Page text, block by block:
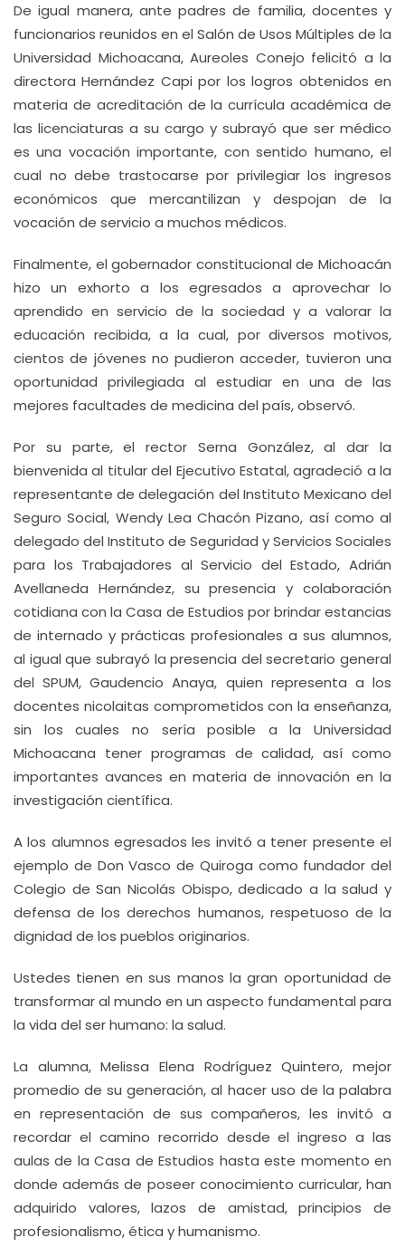
De igual manera, ante padres de familia, docentes y
funcionarios reunidos en el Salón de Usos Múltiples de la
Universidad Michoacana, Aureoles Conejo felicitó a la
directora Hernández Capi por los logros obtenidos en
materia de acreditación de la currícula académica de
las licenciaturas a su cargo y subrayó que ser médico
es una vocación importante, con sentido humano, el
cual no debe trastocarse por privilegiar los ingresos
económicos que mercantilizan y despojan de la
vocación de servicio a muchos médicos.
Finalmente, el gobernador constitucional de Michoacán
hizo un exhorto a los egresados a aprovechar lo
aprendido en servicio de la sociedad y a valorar la
educación recibida, a la cual, por diversos motivos,
cientos de jóvenes no pudieron acceder, tuvieron una
oportunidad privilegiada al estudiar en una de las
mejores facultades de medicina del país, observó.
Por su parte, el rector Serna González, al dar la
bienvenida al titular del Ejecutivo Estatal, agradeció a la
representante de delegación del Instituto Mexicano del
Seguro Social, Wendy Lea Chacón Pizano, así como al
delegado del Instituto de Seguridad y Servicios Sociales
para los Trabajadores al Servicio del Estado, Adrián
Avellaneda Hernández, su presencia y colaboración
cotidiana con la Casa de Estudios por brindar estancias
de internado y prácticas profesionales a sus alumnos,
al igual que subrayó la presencia del secretario general
del SPUM, Gaudencio Anaya, quien representa a los
docentes nicolaitas comprometidos con la enseñanza,
sin los cuales no sería posible a la Universidad
Michoacana tener programas de calidad, así como
importantes avances en materia de innovación en la
investigación científica.
A los alumnos egresados les invitó a tener presente el
ejemplo de Don Vasco de Quiroga como fundador del
Colegio de San Nicolás Obispo, dedicado a la salud y
defensa de los derechos humanos, respetuoso de la
dignidad de los pueblos originarios.
Ustedes tienen en sus manos la gran oportunidad de
transformar al mundo en un aspecto fundamental para
la vida del ser humano: la salud.
La alumna, Melissa Elena Rodríguez Quintero, mejor
promedio de su generación, al hacer uso de la palabra
en representación de sus compañeros, les invitó a
recordar el camino recorrido desde el ingreso a las
aulas de la Casa de Estudios hasta este momento en
donde además de poseer conocimiento curricular, han
adquirido valores, lazos de amistad, principios de
profesionalismo, ética y humanismo.